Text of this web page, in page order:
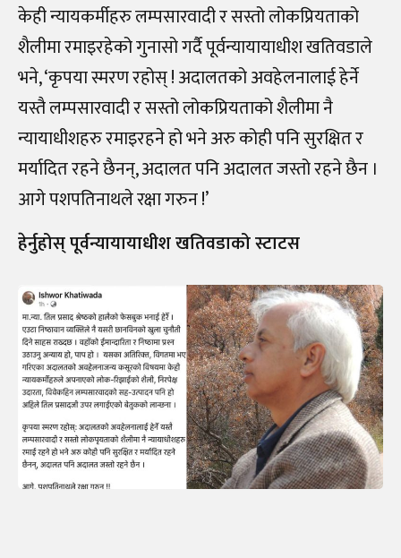
केही न्यायकर्मीहरु लम्पसारवादी र सस्तो लोकप्रियताको
शैलीमा रमाइरहेको गुनासो गर्दै पूर्वन्यायायाधीश खतिवडाले
भने, ‘कृपया स्मरण रहोस् ! अदालतको अवहेलनालाई हेर्ने
यस्तै लम्पसारवादी र सस्तो लोकप्रियताको शैलीमा नै
न्यायाधीशहरु रमाइरहने हो भने अरु कोही पनि सुरक्षित र
मर्यादित रहने छैनन्, अदालत पनि अदालत जस्तो रहने छैन ।
आगे पशपतिनाथले रक्षा गरुन !’
हेर्नुहोस् पूर्वन्यायायाधीश खतिवडाको स्टाटस